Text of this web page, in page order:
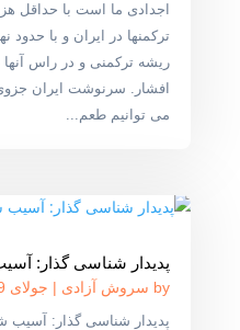
اجدادی ما است با حداقل
ترکمنها در ایران و با
ریشه ترکمنی و در راس
افشار. سرنوشت ایران
می توانیم طعم...
پدیدار شناسی گذار:
by سروش آزادی | جولای 29, 2026
پدیدار شناسی گذار: آسیب